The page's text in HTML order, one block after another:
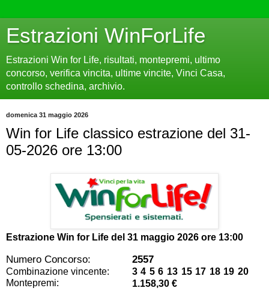
Estrazioni WinForLife
Estrazioni Win for Life, risultati, montepremi, ultimo
concorso, verifica vincita, ultime vincite, Vinci Casa,
controllo schedina, archivio.
domenica 31 maggio 2026
Win for Life classico estrazione del 31-
05-2026 ore 13:00
Estrazione Win for Life del 31 maggio 2026 ore 13:00
Numero Concorso: 2557
Combinazione vincente:
3 4 5 6 13 15 17 18 19 20
Montepremi:
1.158,30 €